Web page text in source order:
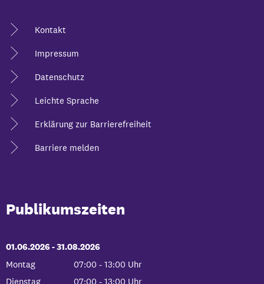
Kontakt
Impressum
Datenschutz
Leichte Sprache
Erklärung zur Barrierefreiheit
Barriere melden
Publikumszeiten
01.06.2026-bis
31.08.2026
Montag
07:00 - 13:00 Uhr
Von 07:00 bis 13:00 Uhr
Dienstag 07:00 - 13:00 Uhr